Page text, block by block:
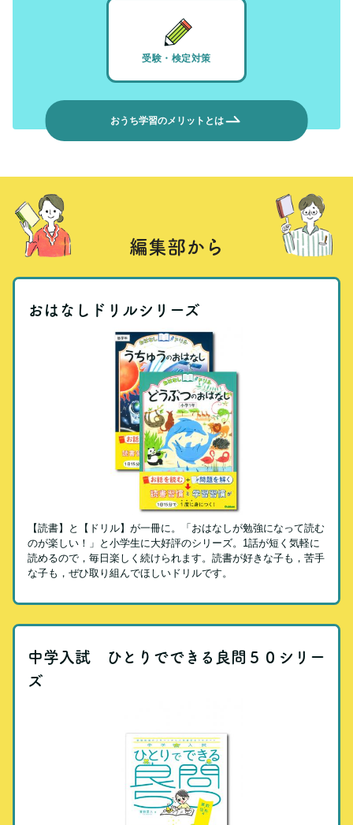
受験・検定対策
おうち学習のメリットとは
編集部から
おはなしドリルシリーズ
【読書】と【ドリル】が一冊に。「おはなしが勉強になって読む
のが楽しい！」と小学生に大好評のシリーズ。1話が短く気軽に
読めるので，毎日楽しく続けられます。読書が好きな子も，苦手
な子も，ぜひ取り組んでほしいドリルです。
中学入試 ひとりでできる良問５０シリー
ズ